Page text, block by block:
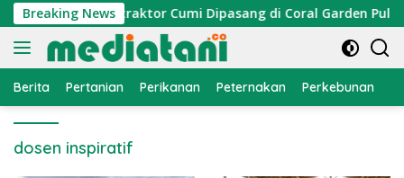
Langsung
ke
konten
Breaking News
Nelayan, Atraktor Cumi Dipasang di Coral Garden Pulau
Berita Pertanian Perikanan Peternakan Perkebunan
dosen inspiratif